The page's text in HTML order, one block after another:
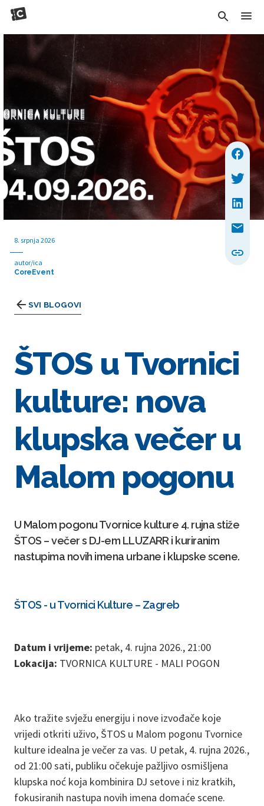
SVI BLOGOVI
8. srpnja 2026
autor/ica
CoreEvent
ŠTOS u Tvornici
kulture: nova
klupska večer u
Malom pogonu
U Malom pogonu Tvornice kulture 4. rujna stiže
ŠTOS – večer s DJ-em LLUZARR i kuriranim
nastupima novih imena urbane i klupske scene.
ŠTOS - u Tvornici Kulture – Zagreb
Datum i vrijeme: petak, 4. rujna 2026., 21:00
Lokacija: TVORNICA KULTURE - MALI POGON
Ako tražite svježu energiju i nove izvođače koje
vrijedi otkriti uživo, ŠTOS u Malom pogonu Tvornice
kulture idealna je večer za vas. U petak, 4. rujna 2026.,
od 21:00 sati, publiku očekuje pažljivo osmišljena
klupska noć koja kombinira DJ setove i niz kratkih,
fokusiranih nastupa novih imena domaće scene.